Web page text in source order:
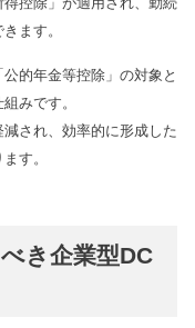
ます。
的年金等控除」の対象と
みです。
され、効率的に形成した
す。
き企業型DC